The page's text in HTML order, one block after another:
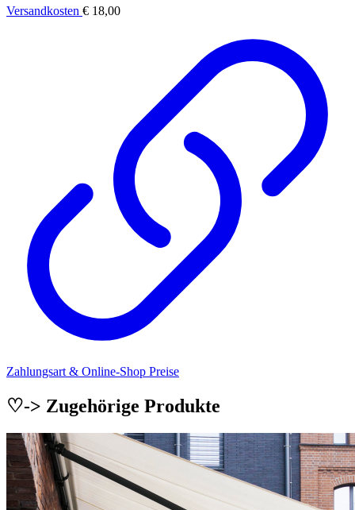
Versandkosten € 18,00
Zahlungsart & Online-Shop Preise
♡-> Zugehörige Produkte